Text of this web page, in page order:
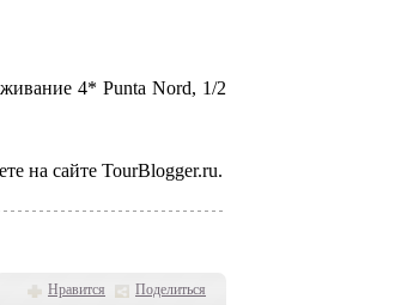
4* Punta Nord, 1/2
на сайте TourBlogger.ru.
Нравится Поделиться